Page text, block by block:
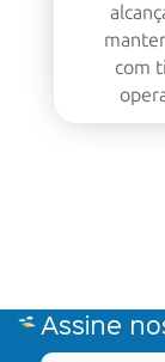
com
Assine